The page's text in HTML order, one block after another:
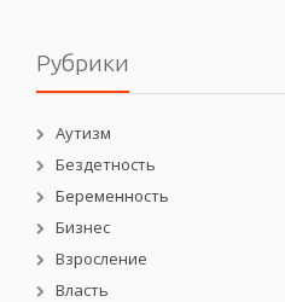
Рубрики
Аутизм
Бездетность
Беременность
Бизнес
Взросление
Власть